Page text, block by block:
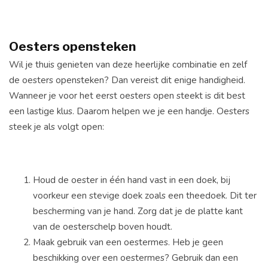
Oesters opensteken
Wil je thuis genieten van deze heerlijke combinatie en zelf
de oesters opensteken? Dan vereist dit enige handigheid.
Wanneer je voor het eerst oesters open steekt is dit best
een lastige klus. Daarom helpen we je een handje. Oesters
steek je als volgt open:
Houd de oester in één hand vast in een doek, bij
voorkeur een stevige doek zoals een theedoek. Dit ter
bescherming van je hand. Zorg dat je de platte kant
van de oesterschelp boven houdt.
Maak gebruik van een oestermes. Heb je geen
beschikking over een oestermes? Gebruik dan een